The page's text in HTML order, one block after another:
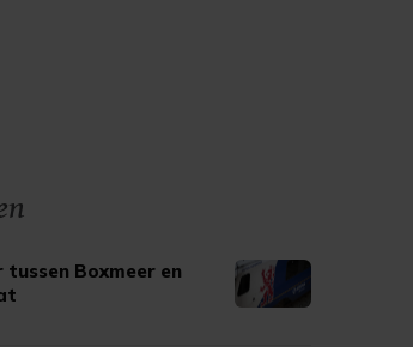
tussen Boxmeer en